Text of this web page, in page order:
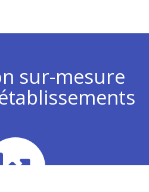
sur-mesure